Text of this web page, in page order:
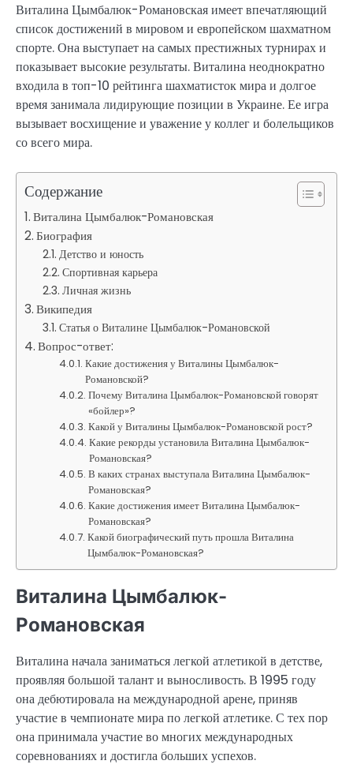
Виталина Цымбалюк-Романовская имеет впечатляющий
список достижений в мировом и европейском шахматном
спорте. Она выступает на самых престижных турнирах и
показывает высокие результаты. Виталина неоднократно
входила в топ-10 рейтинга шахматисток мира и долгое
время занимала лидирующие позиции в Украине. Ее игра
вызывает восхищение и уважение у коллег и болельщиков
со всего мира.
Содержание
Виталина Цымбалюк-Романовская
Биография
Детство и юность
Спортивная карьера
Личная жизнь
Википедия
Статья о Виталине Цымбалюк-Романовской
Вопрос-ответ:
Какие достижения у Виталины Цымбалюк-
Романовской?
Почему Виталина Цымбалюк-Романовской говорят
«бойлер»?
Какой у Виталины Цымбалюк-Романовской рост?
Какие рекорды установила Виталина Цымбалюк-
Романовская?
В каких странах выступала Виталина Цымбалюк-
Романовская?
Какие достижения имеет Виталина Цымбалюк-
Романовская?
Какой биографический путь прошла Виталина
Цымбалюк-Романовская?
Виталина Цымбалюк-
Романовская
Виталина начала заниматься легкой атлетикой в детстве,
проявляя большой талант и выносливость. В 1995 году
она дебютировала на международной арене, приняв
участие в чемпионате мира по легкой атлетике. С тех пор
она принимала участие во многих международных
соревнованиях и достигла больших успехов.